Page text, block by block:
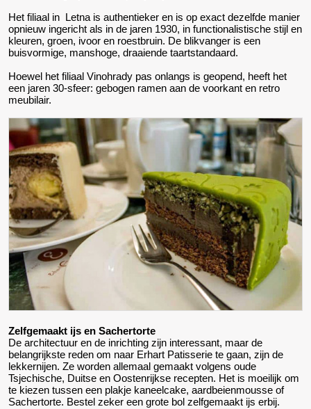
Het filiaal in Letna is authentieker en is op exact dezelfde manier
opnieuw ingericht als in de jaren 1930, in functionalistische stijl en
kleuren, groen, ivoor en roestbruin. De blikvanger is een
buisvormige, manshoge, draaiende taartstandaard.
Hoewel het filiaal Vinohrady pas onlangs is geopend, heeft het
een jaren 30-sfeer: gebogen ramen aan de voorkant en retro
meubilair.
Zelfgemaakt ijs en Sachertorte
De architectuur en de inrichting zijn interessant, maar de
belangrijkste reden om naar Erhart Patisserie te gaan, zijn de
lekkernijen. Ze worden allemaal gemaakt volgens oude
Tsjechische, Duitse en Oostenrijkse recepten. Het is moeilijk om
te kiezen tussen een plakje kaneelcake, aardbeienmousse of
Sachertorte. Bestel zeker een grote bol zelfgemaakt ijs erbij.